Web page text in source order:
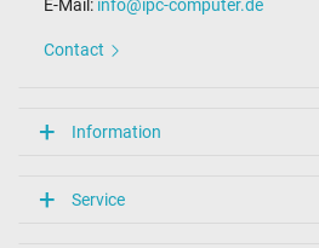
E-Mail: info@ipc-computer.de
Contact
Information
Service